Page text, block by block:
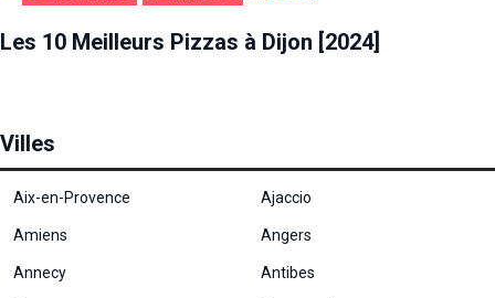
ALIMENTATION PIZZA DIJON
Les 10 Meilleurs Pizzas à Dijon [2024]
Villes
Aix-en-Provence Ajaccio
Amiens Angers
Annecy Antibes